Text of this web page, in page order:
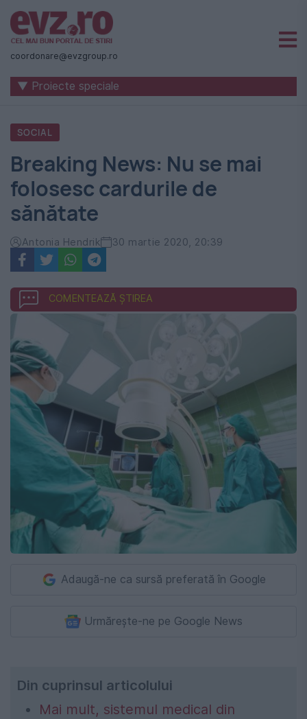
Știri
naționale
internaționale
România
-
Evenimentul
Zilei
coordonare@evzgroup.ro
▼ Proiecte speciale
SOCIAL
Breaking News: Nu se mai
folosesc cardurile de
sănătate
Antonia Hendrik 30 martie 2020, 20:39
COMENTEAZĂ ȘTIREA
Adaugă-ne ca sursă preferată în Google
Urmărește-ne pe Google News
Din cuprinsul articolului
Mai mult, sistemul medical din